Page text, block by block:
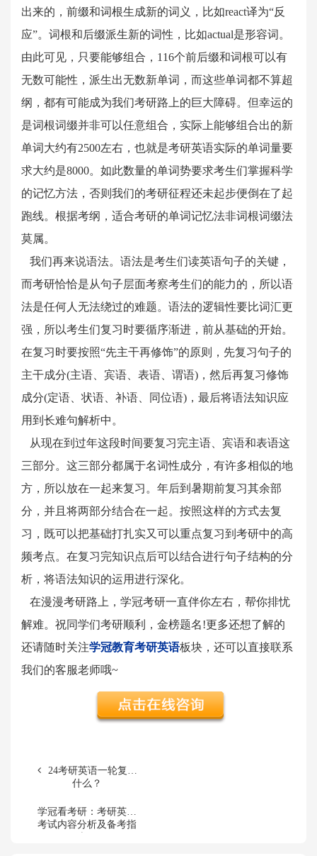
出来的，前缀和词根生成新的词义，比如react译为“反
应”。词根和后缀派生新的词性，比如actual是形容词。
由此可见，只要能够组合，116个前后缀和词根可以有
无数可能性，派生出无数新单词，而这些单词都不算超
纲，都有可能成为我们考研路上的巨大障碍。但幸运的
是词根词缀并非可以任意组合，实际上能够组合出的新
单词大约有2500左右，也就是考研英语实际的单词量要
求大约是8000。如此数量的单词势要求考生们掌握科学
的记忆方法，否则我们的考研征程还未起步便倒在了起
跑线。根据考纲，适合考研的单词记忆法非词根词缀法
莫属。
我们再来说语法。语法是考生们读英语句子的关键，
而考研恰恰是从句子层面考察考生们的能力的，所以语
法是任何人无法绕过的难题。语法的逻辑性要比词汇更
强，所以考生们复习时要循序渐进，前从基础的开始。
在复习时要按照“先主干再修饰”的原则，先复习句子的
主干成分(主语、宾语、表语、谓语)，然后再复习修饰
成分(定语、状语、补语、同位语)，最后将语法知识应
用到长难句解析中。
从现在到过年这段时间要复习完主语、宾语和表语这
三部分。这三部分都属于名词性成分，有许多相似的地
方，所以放在一起来复习。年后到暑期前复习其余部
分，并且将两部分结合在一起。按照这样的方式去复
习，既可以把基础打扎实又可以重点复习到考研中的高
频考点。在复习完知识点后可以结合进行句子结构的分
析，将语法知识的运用进行深化。
在漫漫考研路上，学冠考研一直伴你左右，帮你排忧
解难。祝同学们考研顺利，金榜题名!更多还想了解的
还请随时关注学冠教育考研英语板块，还可以直接联系
我们的客服老师哦~
24考研英语一轮复习
什么？
学冠看考研：考研英语
考试内容分析及备考指